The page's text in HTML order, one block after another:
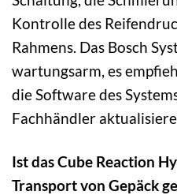
Kontrolle des
Rahmens. Das Bosch
wartungsarm, es
die Software des
Fachhändler
Ist das Cube Reaction
Transport von Gepäck